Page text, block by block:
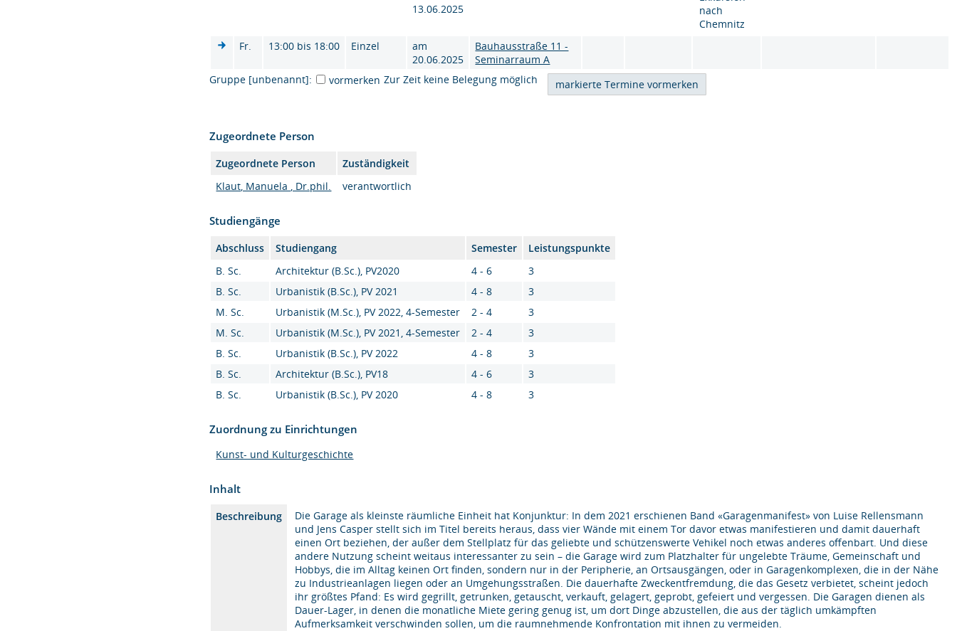
13.06.2025
nach
Chemnitz
Fr.
13:00 bis 18:00 Einzel
am
20.06.2025
Bauhausstraße 11 -
Seminarraum A
Gruppe [unbenannt]:
vormerken Zur Zeit keine Belegung möglich
Zugeordnete Person
Zugeordnete Person
Zuständigkeit
Klaut, Manuela , Dr.phil.
verantwortlich
Studiengänge
Abschluss Studiengang Semester
Leistungspunkte
B. Sc.
Architektur (B.Sc.), PV2020 4 - 6
3
B. Sc.
Urbanistik (B.Sc.), PV 2021 4 - 8
3
M. Sc.
Urbanistik (M.Sc.), PV 2022, 4-Semester 2 - 4
3
M. Sc.
Urbanistik (M.Sc.), PV 2021, 4-Semester 2 - 4
3
B. Sc.
Urbanistik (B.Sc.), PV 2022 4 - 8
3
B. Sc.
Architektur (B.Sc.), PV18 4 - 6
3
B. Sc.
Urbanistik (B.Sc.), PV 2020 4 - 8 3
Zuordnung zu Einrichtungen
Kunst- und Kulturgeschichte
Inhalt
Beschreibung
Die Garage als kleinste räumliche Einheit hat Konjunktur: In dem 2021 erschienen Band «Garagenmanifest» von Luise Rellensmann
und Jens Casper stellt sich im Titel bereits heraus, dass vier Wände mit einem Tor davor etwas manifestieren und damit dauerhaft
einen Ort beziehen, der außer dem Stellplatz für das geliebte und schützenswerte Vehikel noch etwas anderes offenbart. Und diese
andere Nutzung scheint weitaus interessanter zu sein – die Garage wird zum Platzhalter für ungelebte Träume, Gemeinschaft und
Hobbys, die im Alltag keinen Ort finden, sondern nur in der Peripherie, an Ortsausgängen, oder in Garagenkomplexen, die in der Nähe
zu Industrieanlagen liegen oder an Umgehungsstraßen. Die dauerhafte Zweckentfremdung, die das Gesetz verbietet, scheint jedoch
ihr größtes Pfand: Es wird gegrillt, getrunken, getauscht, verkauft, gelagert, geprobt, gefeiert und vergessen. Die Garagen dienen als
Dauer-Lager, in denen die monatliche Miete gering genug ist, um dort Dinge abzustellen, die aus der täglich umkämpften
Aufmerksamkeit verschwinden sollen, um die raumnehmende Konfrontation mit ihnen zu vermeiden.